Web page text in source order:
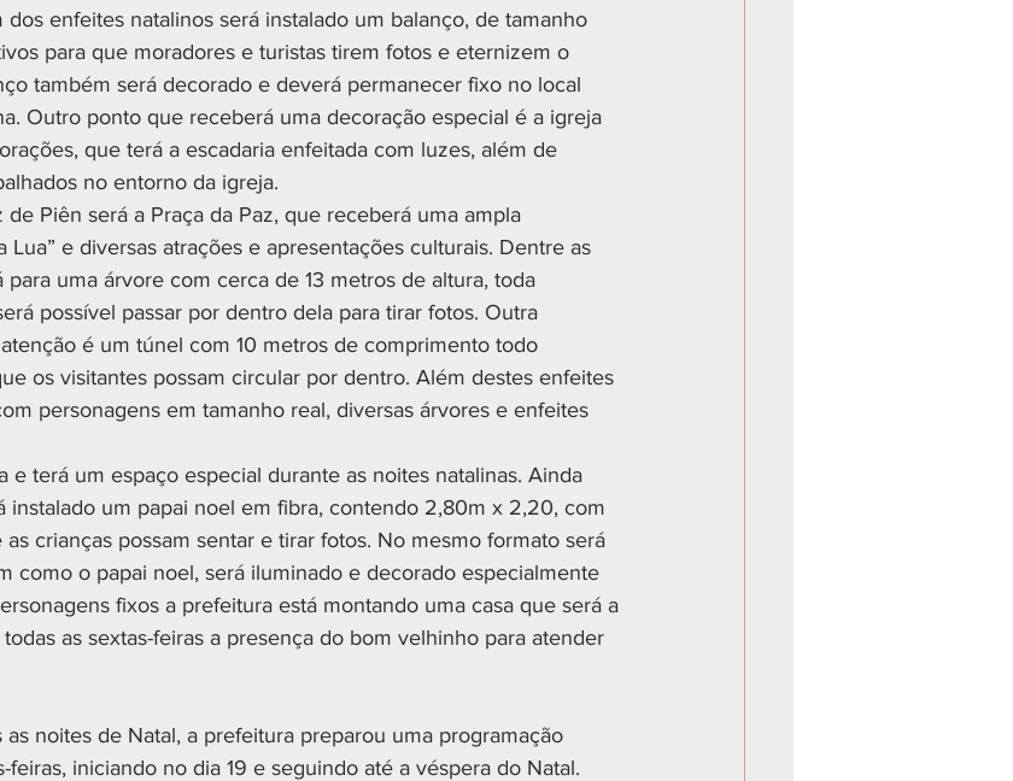
enfeites natalinos será instalado um balanço, de tamanho
para que moradores e turistas tirem fotos e eternizem o
também será decorado e deverá permanecer fixo no local
Outro ponto que receberá uma decoração especial é a igreja
que terá a escadaria enfeitada com luzes, além de
no entorno da igreja.
Piên será a Praça da Paz, que receberá uma ampla
Lua” e diversas atrações e apresentações culturais. Dentre as
uma árvore com cerca de 13 metros de altura, toda
possível passar por dentro dela para tirar fotos. Outra
é um túnel com 10 metros de comprimento todo
os visitantes possam circular por dentro. Além destes enfeites
personagens em tamanho real, diversas árvores e enfeites
e terá um espaço especial durante as noites natalinas. Ainda
instalado um papai noel em fibra, contendo 2,80m x 2,20, com
crianças possam sentar e tirar fotos. No mesmo formato será
como o papai noel, será iluminado e decorado especialmente
fixos a prefeitura está montando uma casa que será a
todas as sextas-feiras a presença do bom velhinho para atender
as noites de Natal, a prefeitura preparou uma programação
feiras, iniciando no dia 19 e seguindo até a véspera do Natal.